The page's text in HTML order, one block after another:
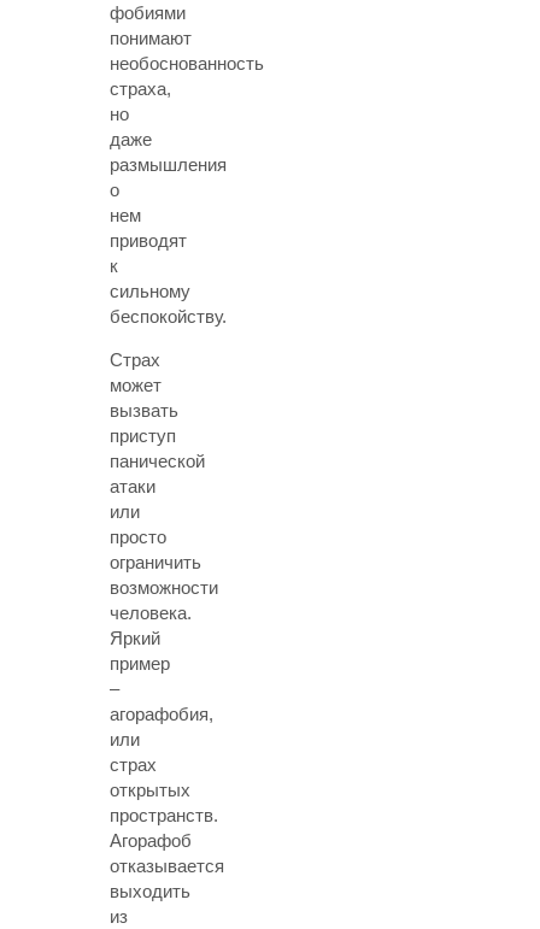
фобиями
понимают
необоснованность
страха,
но
даже
размышления
о
нем
приводят
к
сильному
беспокойству.
Страх
может
вызвать
приступ
панической
атаки
или
просто
ограничить
возможности
человека.
Яркий
пример
–
агорафобия,
или
страх
открытых
пространств.
Агорафоб
отказывается
выходить
из